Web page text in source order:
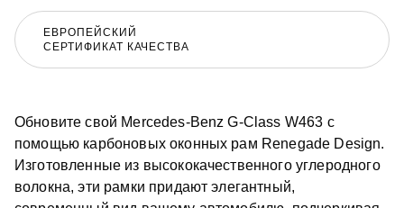
ЕВРОПЕЙСКИЙ
СЕРТИФИКАТ КАЧЕСТВА
Обновите свой Mercedes-Benz G-Class W463 с
помощью карбоновых оконных рам Renegade Design.
Изготовленные из высококачественного углеродного
волокна, эти рамки придают элегантный,